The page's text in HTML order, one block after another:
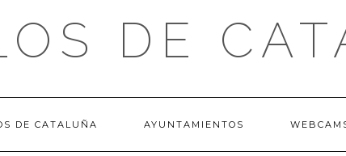
DE
DE CATALUÑA AYUNTAMIENTOS